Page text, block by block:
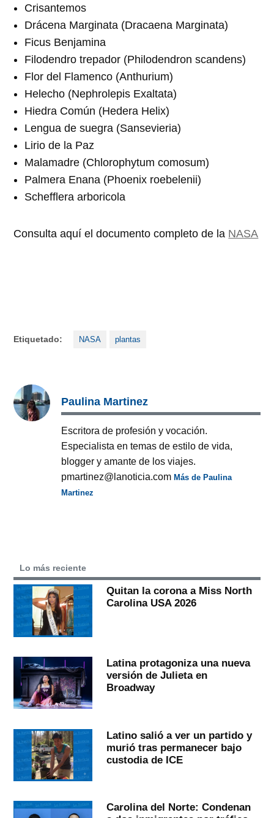
Crisantemos
Drácena Marginata (Dracaena Marginata)
Ficus Benjamina
Filodendro trepador (Philodendron scandens)
Flor del Flamenco (Anthurium)
Helecho (Nephrolepis Exaltata)
Hiedra Común (Hedera Helix)
Lengua de suegra (Sansevieria)
Lirio de la Paz
Malamadre (Chlorophytum comosum)
Palmera Enana (Phoenix roebelenii)
Schefflera arboricola
Consulta aquí el documento completo de la NASA
Etiquetado: NASA plantas
Paulina Martinez
Escritora de profesión y vocación.
Especialista en temas de estilo de vida,
blogger y amante de los viajes.
pmartinez@lanoticia.comMás de Paulina
Martinez
Lo más reciente
Quitan la corona a Miss North
Carolina USA 2026
Latina protagoniza una nueva
versión de Julieta en
Broadway
Latino salió a ver un partido y
murió tras permanecer bajo
custodia de ICE
Carolina del Norte: Condenan